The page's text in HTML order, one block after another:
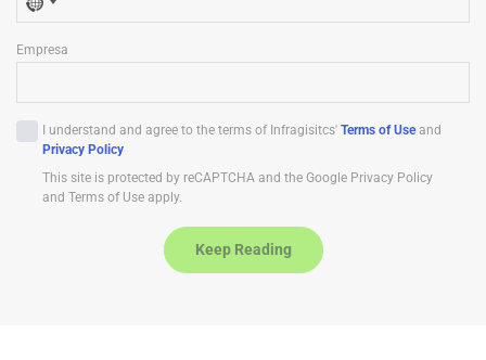
N
c
u
n
Empresa
I understand and agree to the terms of Infragisitcs' Terms of Useand
Privacy Policy
This site is protected by reCAPTCHA and the Google Privacy Policy
and Terms of Use apply.
Keep Reading